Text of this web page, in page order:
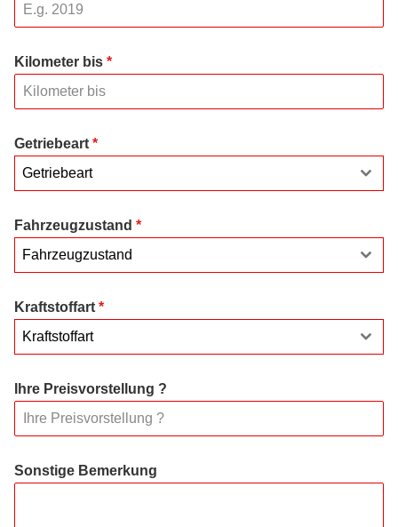
Kilometer bis *
Getriebeart *
Getriebeart
Fahrzeugzustand *
Fahrzeugzustand
Kraftstoffart *
Kraftstoffart
Ihre Preisvorstellung ?
Sonstige Bemerkung